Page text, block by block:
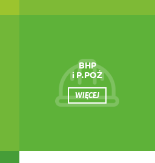
BHP
i P.POŻ
WIĘCEJ